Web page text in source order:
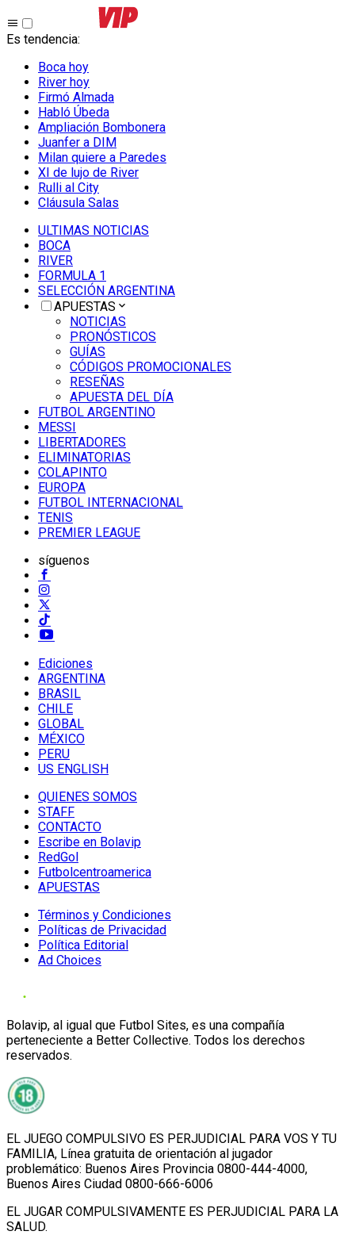
Es tendencia:
Boca hoy
River hoy
Firmó Almada
Habló Úbeda
Ampliación Bombonera
Juanfer a DIM
Milan quiere a Paredes
XI de lujo de River
Rulli al City
Cláusula Salas
ULTIMAS NOTICIAS
BOCA
RIVER
FORMULA 1
SELECCIÓN ARGENTINA
APUESTAS
NOTICIAS
PRONÓSTICOS
GUÍAS
CÓDIGOS PROMOCIONALES
RESEÑAS
APUESTA DEL DÍA
FUTBOL ARGENTINO
MESSI
LIBERTADORES
ELIMINATORIAS
COLAPINTO
EUROPA
FUTBOL INTERNACIONAL
TENIS
PREMIER LEAGUE
síguenos
Ediciones
ARGENTINA
BRASIL
CHILE
GLOBAL
MÉXICO
PERU
US ENGLISH
QUIENES SOMOS
STAFF
CONTACTO
Escribe en Bolavip
RedGol
Futbolcentroamerica
APUESTAS
Términos y Condiciones
Políticas de Privacidad
Política Editorial
Ad Choices
Bolavip, al igual que Futbol Sites, es una compañía
perteneciente a Better Collective. Todos los derechos
reservados.
EL JUEGO COMPULSIVO ES PERJUDICIAL PARA VOS Y TU
FAMILIA, Línea gratuita de orientación al jugador
problemático: Buenos Aires Provincia 0800-444-4000,
Buenos Aires Ciudad 0800-666-6006
EL JUGAR COMPULSIVAMENTE ES PERJUDICIAL PARA LA
SALUD.